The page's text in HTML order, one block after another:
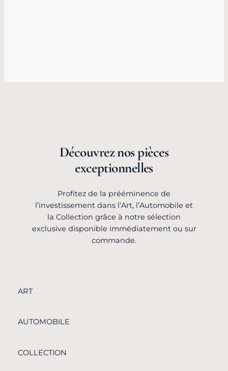
Découvrez nos pièces
exceptionnelles
Profitez de la prééminence de
l’investissement dans l’Art, l’Automobile et
la Collection grâce à notre sélection
exclusive disponible immédiatement ou sur
commande.
ART
AUTOMOBILE
COLLECTION